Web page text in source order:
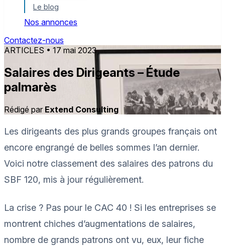
Le blog
Nos annonces
Contactez-nous
ARTICLES • 17 mai 2023
Salaires des Dirigeants – Étude
palmarès
Rédigé par Extend Consulting
Les dirigeants des plus grands groupes français ont
encore engrangé de belles sommes l’an dernier.
Voici notre classement des salaires des patrons du
SBF 120, mis à jour régulièrement.
La crise ? Pas pour le CAC 40 ! Si les entreprises se
montrent chiches d’augmentations de salaires,
nombre de grands patrons ont vu, eux, leur fiche